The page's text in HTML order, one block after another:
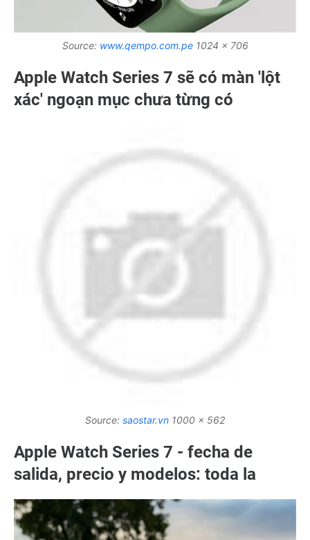
Source: www.qempo.com.pe1024 x 706
Apple Watch Series 7 sẽ có màn 'lột
xác' ngoạn mục chưa từng có
Source: saostar.vn 1000 x 562
Apple Watch Series 7 - fecha de
salida, precio y modelos: toda la